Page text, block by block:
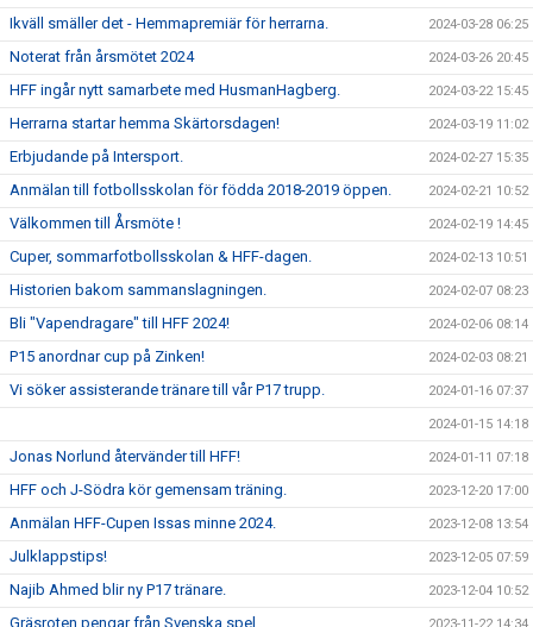
Ikväll smäller det - Hemmapremiär för herrarna. 2024-03-28 06:25
Noterat från årsmötet 2024 2024-03-26 20:45
HFF ingår nytt samarbete med HusmanHagberg. 2024-03-22 15:45
Herrarna startar hemma Skärtorsdagen! 2024-03-19 11:02
Erbjudande på Intersport. 2024-02-27 15:35
Anmälan till fotbollsskolan för födda 2018-2019 öppen. 2024-02-21 10:52
Välkommen till Årsmöte ! 2024-02-19 14:45
Cuper, sommarfotbollsskolan & HFF-dagen. 2024-02-13 10:51
Historien bakom sammanslagningen. 2024-02-07 08:23
Bli "Vapendragare" till HFF 2024! 2024-02-06 08:14
P15 anordnar cup på Zinken! 2024-02-03 08:21
Vi söker assisterande tränare till vår P17 trupp. 2024-01-16 07:37
2024-01-15 14:18
Jonas Norlund återvänder till HFF! 2024-01-11 07:18
HFF och J-Södra kör gemensam träning. 2023-12-20 17:00
Anmälan HFF-Cupen Issas minne 2024. 2023-12-08 13:54
Julklappstips! 2023-12-05 07:59
Najib Ahmed blir ny P17 tränare. 2023-12-04 10:52
Gräsroten pengar från Svenska spel.